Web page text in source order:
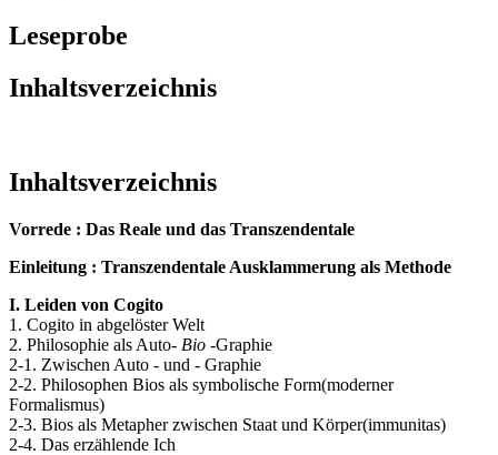
Leseprobe
Inhaltsverzeichnis
Inhaltsverzeichnis
Vorrede : Das Reale und das Transzendentale
Einleitung : Transzendentale Ausklammerung als Methode
I. Leiden von Cogito
1. Cogito in abgelöster Welt
2. Philosophie als Auto- Bio -Graphie
2-1. Zwischen Auto - und - Graphie
2-2. Philosophen Bios als symbolische Form(moderner
Formalismus)
2-3. Bios als Metapher zwischen Staat und Körper(immunitas)
2-4. Das erzählende Ich